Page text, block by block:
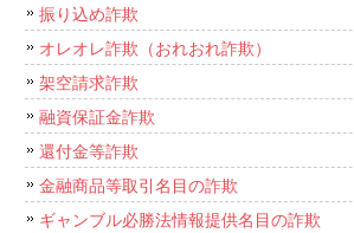
振り込め詐欺
オレオレ詐欺（おれおれ詐欺）
架空請求詐欺
融資保証金詐欺
還付金等詐欺
金融商品等取引名目の詐欺
ギャンブル必勝法情報提供名目の詐欺